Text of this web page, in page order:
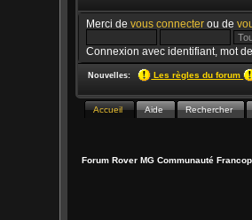
Merci devous connecter ou de
Connexion avec identifiant, mot
Nouvelles: Les règles du forum
Accueil Aide Rechercher
Forum Rover MG Communauté